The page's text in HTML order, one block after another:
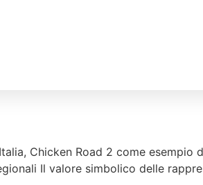
Chicken Road 2 come esempio
Il valore simbolico delle